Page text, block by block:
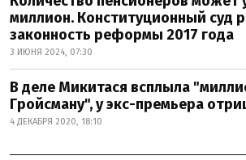
миллион. Конституционный суд
законность реформы 2017 года
3 ИЮНЯ 2024, 07:30
В деле Микитася всплыла
Гройсману", у экс-премьера
4 ДЕКАБРЯ 2020, 18:10